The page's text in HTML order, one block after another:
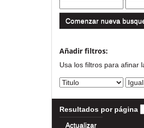
Comenzar nueva
Añadir filtros:
Usa los filtros para afinar
Resultados por página